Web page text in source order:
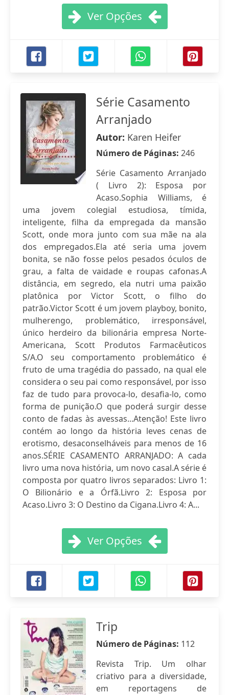
Ver Opções
Série Casamento
Arranjado
Autor: Karen Heifer
Número de Páginas: 246
Série Casamento Arranjado
( Livro 2): Esposa por
Acaso.Sophia Williams, é
uma jovem colegial estudiosa, tímida,
inteligente, filha da empregada da mansão
Scott, onde mora junto com sua mãe na ala
dos empregados.Ela até seria uma jovem
bonita, se não fosse pelos pesados óculos de
grau, a falta de vaidade e roupas cafonas.A
distância, em segredo, ela nutri uma paixão
platônica por Victor Scott, o filho do
patrão.Victor Scott é um jovem playboy, bonito,
mulherengo, problemático, irresponsável,
único herdeiro da bilionária empresa Norte-
Americana, Scott Produtos Farmacêuticos
S/A.O seu comportamento problemático é
fruto de uma tragédia do passado, na qual ele
considera o seu pai como responsável, por isso
faz de tudo para provoca-lo, desafia-lo, como
forma de punição.O que poderá surgir desse
conto de fadas às avessas...Atenção! Este livro
contém ao longo da história leves cenas de
erotismo, desaconselháveis para menos de 16
anos.SÉRIE CASAMENTO ARRANJADO: A cada
livro uma nova história, um novo casal.A série é
composta por quatro livros separados: Livro 1:
O Bilionário e a Órfã.Livro 2: Esposa por
Acaso.Livro 3: O Destino da Cigana.Livro 4: A...
Ver Opções
Trip
Número de Páginas: 112
Revista Trip. Um olhar
criativo para a diversidade,
em reportagens de